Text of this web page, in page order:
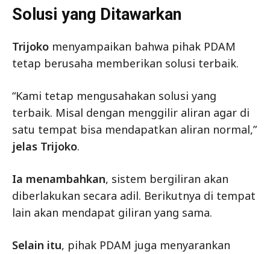
Solusi yang Ditawarkan
Trijoko menyampaikan bahwa pihak PDAM
tetap berusaha memberikan solusi terbaik.
“Kami tetap mengusahakan solusi yang
terbaik. Misal dengan menggilir aliran agar di
satu tempat bisa mendapatkan aliran normal,”
jelas Trijoko.
Ia menambahkan, sistem bergiliran akan
diberlakukan secara adil. Berikutnya di tempat
lain akan mendapat giliran yang sama.
Selain itu, pihak PDAM juga menyarankan